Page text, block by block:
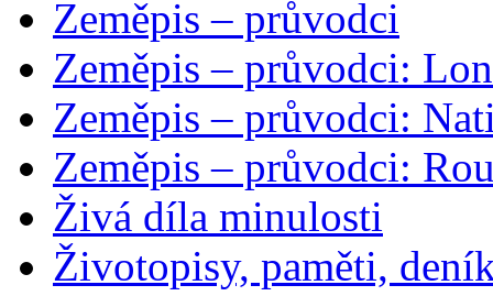
Zeměpis – průvodci
Zeměpis – průvodci:
Zeměpis – průvodci:
Zeměpis – průvodci:
Živá díla minulosti
Životopisy, paměti,